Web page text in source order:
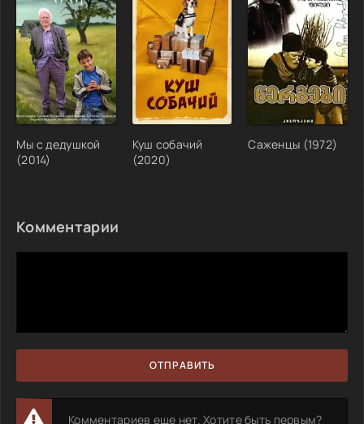
Мы с дедушкой
(2014)
Куш собачий
(2020)
Саженцы (1972)
Комментарии
ОТПРАВИТЬ
Комментариев еще нет. Хотите быть первым?